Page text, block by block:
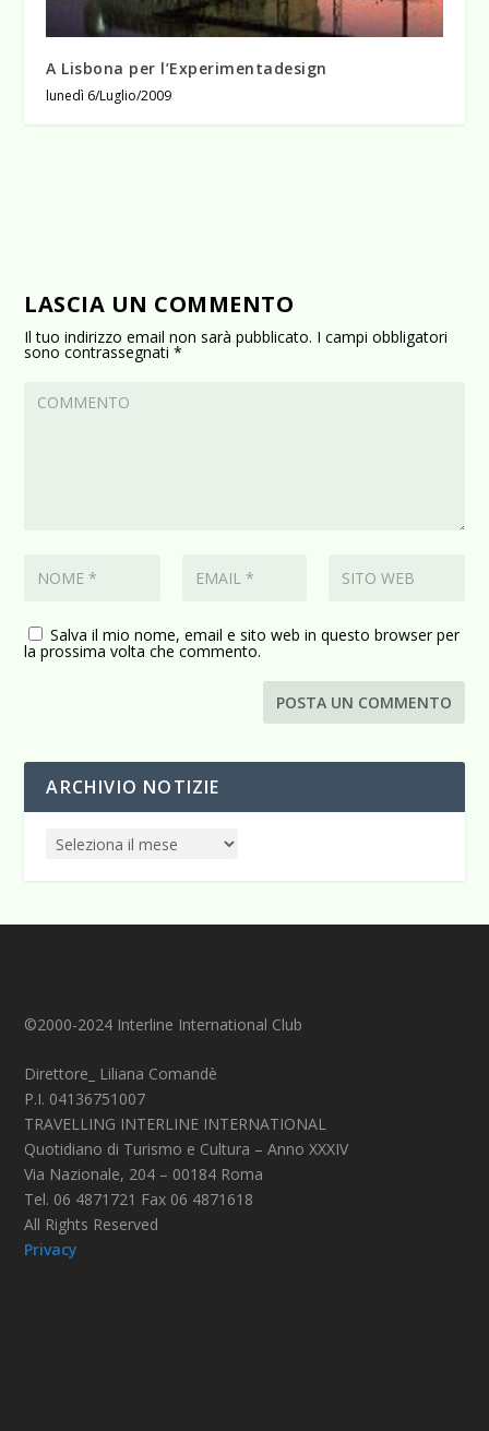
A Lisbona per l’Experimentadesign
lunedì 6/Luglio/2009
LASCIA UN COMMENTO
Il tuo indirizzo email non sarà pubblicato. I campi obbligatori
sono contrassegnati*
Salva il mio nome, email e sito web in questo browser per
la prossima volta che commento.
ARCHIVIO NOTIZIE
©2000-2024 Interline International Club
Direttore_ Liliana Comandè
P.I. 04136751007
TRAVELLING INTERLINE INTERNATIONAL
Quotidiano di Turismo e Cultura – Anno XXXIV
Via Nazionale, 204 – 00184 Roma
Tel. 06 4871721 Fax 06 4871618
All Rights Reserved
Privacy